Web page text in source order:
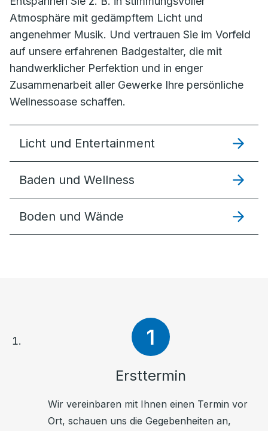
Atmosphäre mit gedämpftem Licht und
angenehmer Musik. Und vertrauen Sie im Vorfeld
auf unsere erfahrenen Badgestalter, die mit
handwerklicher Perfektion und in enger
Zusammenarbeit aller Gewerke Ihre persönliche
Wellnessoase schaffen.
Licht und Entertainment
Baden und Wellness
Boden und Wände
Ersttermin
Wir vereinbaren mit Ihnen einen Termin vor
Ort, schauen uns die Gegebenheiten an,